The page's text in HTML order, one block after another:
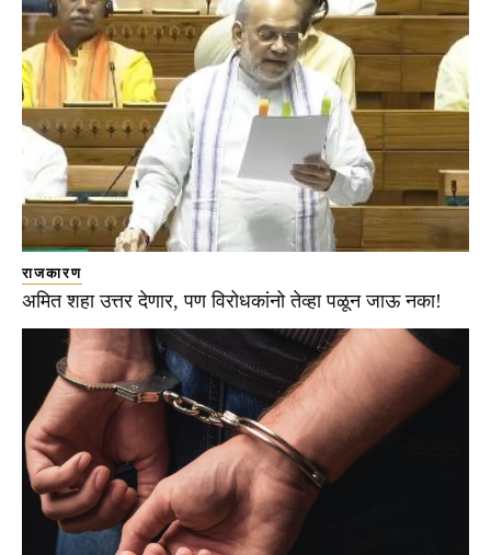
राजकारण
अमित शहा उत्तर देणार, पण विरोधकांनो तेव्हा पळून जाऊ नका!